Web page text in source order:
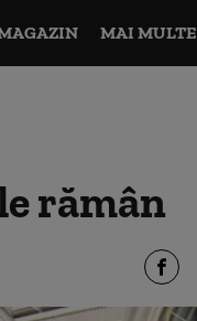
MAI MULTE
rămân